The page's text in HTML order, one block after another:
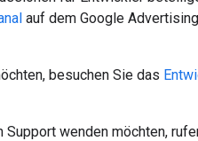
auf dem Google
besuchen Sie das
wenden möchten,